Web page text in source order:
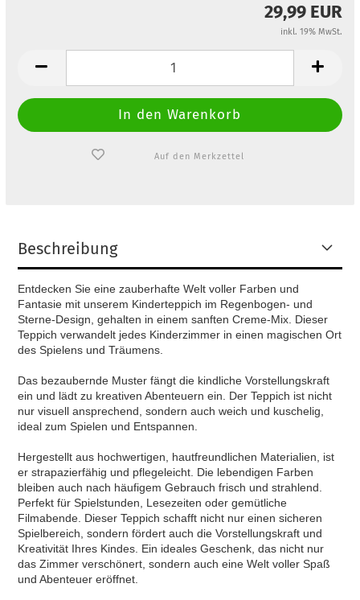
29,99 EUR
inkl. 19% MwSt.
Auf den Merkzettel
Beschreibung
Entdecken Sie eine zauberhafte Welt voller Farben und
Fantasie mit unserem Kinderteppich im Regenbogen- und
Sterne-Design, gehalten in einem sanften Creme-Mix. Dieser
Teppich verwandelt jedes Kinderzimmer in einen magischen Ort
des Spielens und Träumens.
Das bezaubernde Muster fängt die kindliche Vorstellungskraft
ein und lädt zu kreativen Abenteuern ein. Der Teppich ist nicht
nur visuell ansprechend, sondern auch weich und kuschelig,
ideal zum Spielen und Entspannen.
Hergestellt aus hochwertigen, hautfreundlichen Materialien, ist
er strapazierfähig und pflegeleicht. Die lebendigen Farben
bleiben auch nach häufigem Gebrauch frisch und strahlend.
Perfekt für Spielstunden, Lesezeiten oder gemütliche
Filmabende. Dieser Teppich schafft nicht nur einen sicheren
Spielbereich, sondern fördert auch die Vorstellungskraft und
Kreativität Ihres Kindes. Ein ideales Geschenk, das nicht nur
das Zimmer verschönert, sondern auch eine Welt voller Spaß
und Abenteuer eröffnet.